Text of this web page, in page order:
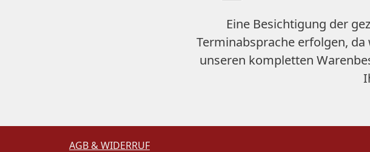
Eine Besichtigung der
Terminabsprache erfolgen,
unseren kompletten
AGB & WIDERRUF